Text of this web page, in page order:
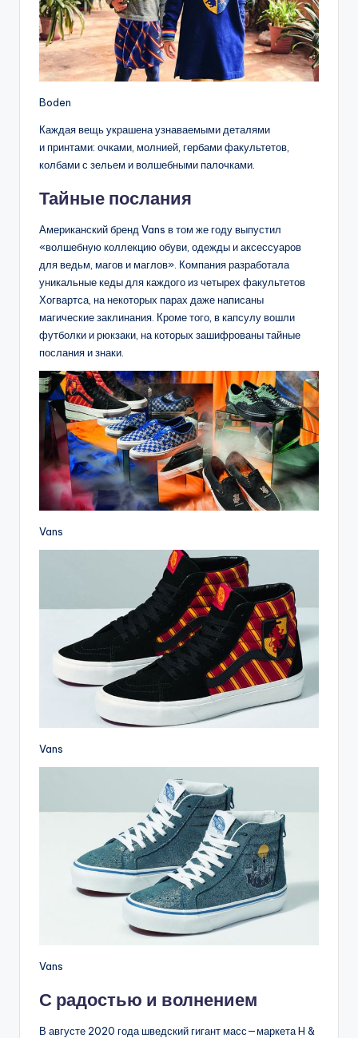
Boden
Каждая вещь украшена узнаваемыми деталями
и принтами: очками, молнией, гербами факультетов,
колбами с зельем и волшебными палочками.
Тайные послания
Американский бренд Vans в том же году выпустил
«волшебную коллекцию обуви, одежды и аксессуаров
для ведьм, магов и маглов». Компания разработала
уникальные кеды для каждого из четырех факультетов
Хогвартса, на некоторых парах даже написаны
магические заклинания. Кроме того, в капсулу вошли
футболки и рюкзаки, на которых зашифрованы тайные
послания и знаки.
Vans
Vans
Vans
С радостью и волнением
В августе 2020 года шведский гигант масс—маркета H &